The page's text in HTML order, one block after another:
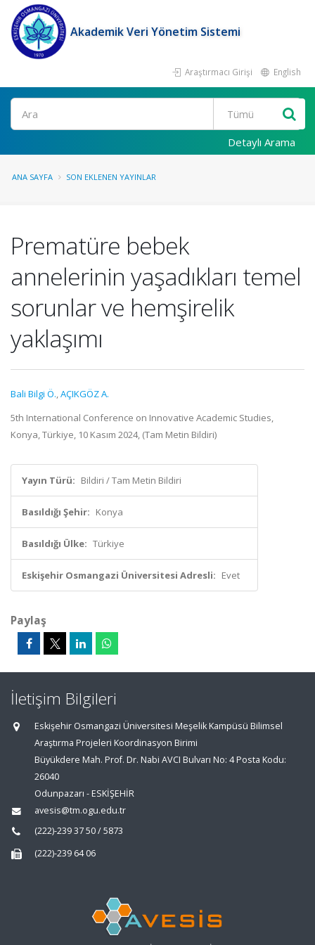
Akademik Veri Yönetim Sistemi
Araştırmacı Girişi English
Ara
Detaylı Arama
ANA SAYFA SON EKLENEN YAYINLAR
Prematüre bebek
annelerinin yaşadıkları temel
sorunlar ve hemşirelik
yaklaşımı
Bali Bilgi Ö.,AÇIKGÖZ A.
5th International Conference on Innovative Academic Studies,
Konya, Türkiye, 10 Kasım 2024, (Tam Metin Bildiri)
Yayın Türü: Bildiri / Tam Metin Bildiri
Basıldığı Şehir: Konya
Basıldığı Ülke: Türkiye
Eskişehir Osmangazi Üniversitesi Adresli: Evet
Paylaş
İletişim Bilgileri
Eskişehir Osmangazi Üniversitesi Meşelik Kampüsü Bilimsel
Araştırma Projeleri Koordinasyon Birimi
Büyükdere Mah. Prof. Dr. Nabi AVCI Bulvarı No: 4 Posta Kodu:
26040
Odunpazarı - ESKİŞEHİR
avesis@tm.ogu.edu.tr
(222)-239 37 50 / 5873
(222)-239 64 06